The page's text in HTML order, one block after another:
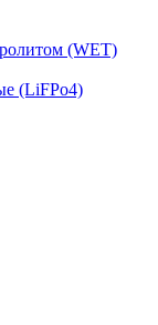
(WET)
(LiFPo4)